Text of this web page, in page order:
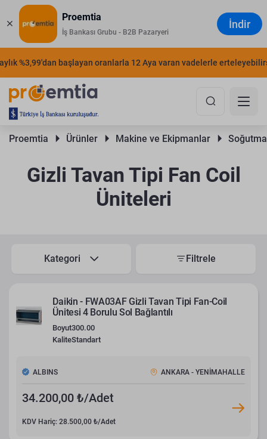
Proemtia
İş Bankası Grubu - B2B Pazaryeri
İndir
%3,99'dan başlayan oranlarla 12 Aya varan vadelerle
Proemtia Ürünler Makine ve Ekipmanlar
Gizli Tavan Tipi Fan Coil
Üniteleri
Kategori Filtrele
Daikin - FWA03AF Gizli Tavan Tipi Fan-Coil
Ünitesi 4 Borulu Sol Bağlantılı
Boyut300.00
KaliteStandart
ALBINS ANKARA - YENİMAHALLE
34.200,00 ₺/Adet
KDV Hariç: 28.500,00 ₺/Adet